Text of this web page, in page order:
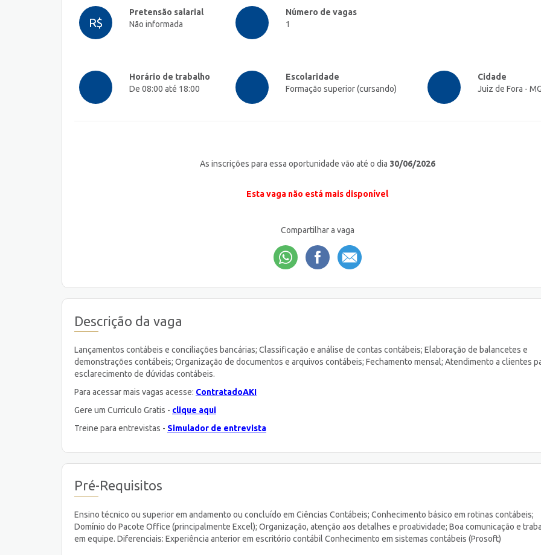
R$
Pretensão salarial
Não informada
Número de vagas
1
Horário de trabalho
De 08:00 até 18:00
Escolaridade
Formação superior (cursando)
Cidade
Juiz de Fora -
As inscrições para essa oportunidade vão até o dia 30/06/2026
Esta vaga não está mais disponível
Compartilhar a vaga
Descrição da vaga
Lançamentos contábeis e conciliações bancárias; Classificação e análise de contas contábeis; Elaboração de balancetes e
demonstrações contábeis; Organização de documentos e arquivos contábeis; Fechamento mensal; Atendimento a clientes
esclarecimento de dúvidas contábeis.
Para acessar mais vagas acesse: ContratadoAKI
Gere um Curriculo Gratis - clique aqui
Treine para entrevistas - Simulador de entrevista
Pré-Requisitos
Ensino técnico ou superior em andamento ou concluído em Ciências Contábeis; Conhecimento básico em rotinas contábeis;
Domínio do Pacote Office (principalmente Excel); Organização, atenção aos detalhes e proatividade; Boa comunicação e
em equipe. Diferenciais: Experiência anterior em escritório contábil Conhecimento em sistemas contábeis (Prosoft)